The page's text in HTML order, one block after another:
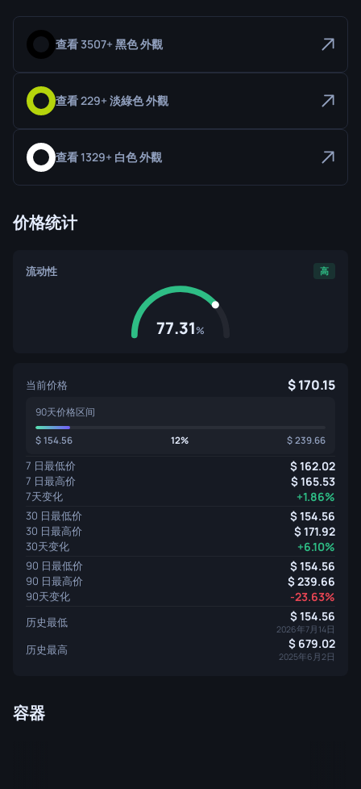
查看 3507+ 黑色 外觀
查看 229+ 淡綠色 外觀
查看 1329+ 白色 外觀
价格统计
流动性 高
77.31%
当前价格 170.15
90天价格区间
154.56 12% 239.66
7 日最低价 162.02
7 日最高价 165.53
7天变化 +1.86%
30 日最低价 154.56
30 日最高价 171.92
30天变化 +6.10%
90 日最低价 154.56
90 日最高价 239.66
90天变化 -23.63%
历史最低 154.56
2026年7月14日
历史最高 679.02
2025年6月2日
容器